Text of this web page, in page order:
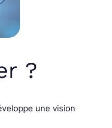
?
une vision